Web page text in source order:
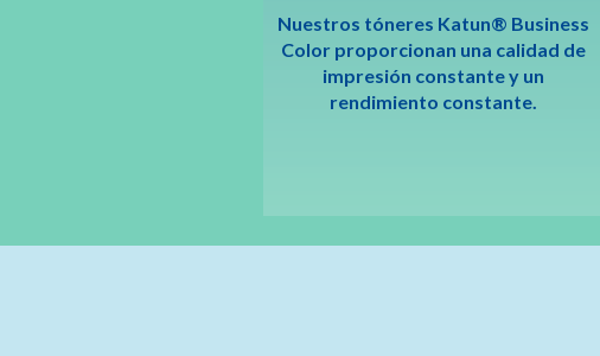
Nuestros tóneres Katun® Business
Color proporcionan una calidad de
impresión constante y un
rendimiento constante.